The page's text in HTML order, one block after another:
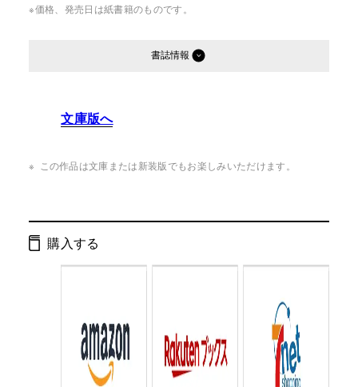
※価格、発売日は紙書籍のものです。
書誌情報
ISBN： 9784344033436
文庫版へ
この作品は文庫または新装版でもお楽しみいただけます。
購入する